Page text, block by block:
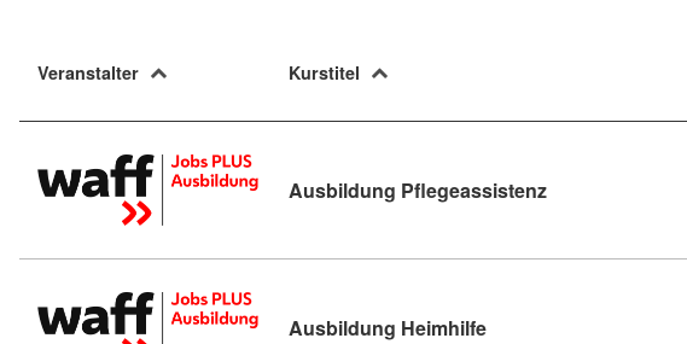
Veranstalter Kurstitel
Ausbildung PflegeassistenzKursdetail:
Ausbildung HeimhilfeKursdetail: Ausbildung